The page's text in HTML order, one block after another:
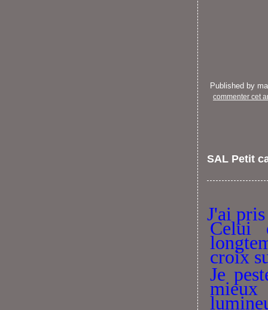
Published by
commenter cet
SAL Petit
J'ai
Celui
croix
Je
mieux